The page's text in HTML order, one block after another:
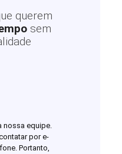
querem
sem
nossa equipe.
por e-
Portanto,